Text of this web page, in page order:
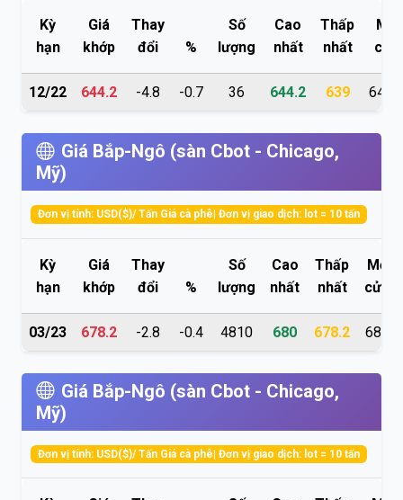
Kỳ
hạn
Giá
khớp
Thay
đổi
%
Số
lượng
Cao
nhất
Thấp
nhất
Mở
cửa
12/22 644.2 -4.8 -0.7 36 644.2 639 644.2
Giá Bắp-Ngô (sàn Cbot - Chicago,
Mỹ)
Đơn vị tính: USD($)/ Tấn Giá cà phê| Đơn vị giao dịch: lot = 10 tấn
Kỳ
hạn
Giá
khớp
Thay
đổi
%
Số
lượng
Cao
nhất
Thấp
nhất
Mở
cửa
03/23 678.2 -2.8 -0.4 4810 680 678.2 680
Giá Bắp-Ngô (sàn Cbot - Chicago,
Mỹ)
Đơn vị tính: USD($)/ Tấn Giá cà phê| Đơn vị giao dịch: lot = 10 tấn